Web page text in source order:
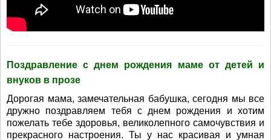
Поздравление с днем рождения маме от детей и
внуков в прозе
Дорогая мама, замечательная бабушка, сегодня мы все
дружно поздравляем тебя с днем рождения и хотим
пожелать тебе здоровья, великолепного самочувствия и
прекрасного настроения. Ты у нас красивая и умная